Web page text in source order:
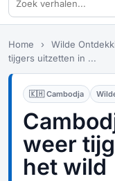
Home › Wilde
tijgers uitzetten in ...
🇰🇭 Cambodja
weer
het wild